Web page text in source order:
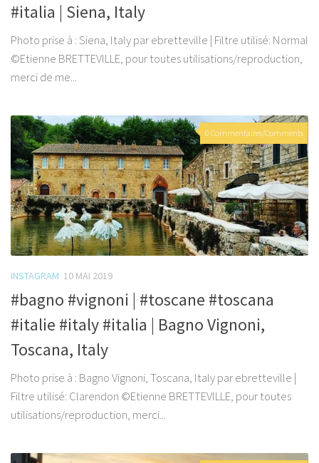
#italia | Siena, Italy
Photo prise à : Siena, Italy par ebretteville | Filtre utilisé: Normal
©Etienne BRETTEVILLE, pour toutes utilisations/reproduction,
merci de me...
0 Commentaires/Comments
INSTAGRAM 10 MAI 2019
#bagno #vignoni | #toscane #toscana
#italie #italy #italia | Bagno Vignoni,
Toscana, Italy
Photo prise à : Bagno Vignoni, Toscana, Italy par ebretteville |
Filtre utilisé: Clarendon ©Etienne BRETTEVILLE, pour toutes
utilisations/reproduction, merci...